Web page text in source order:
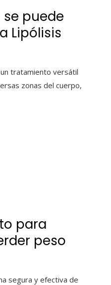
se puede
Lipólisis
tratamiento versátil
zonas del cuerpo,
para
peso
segura y efectiva de